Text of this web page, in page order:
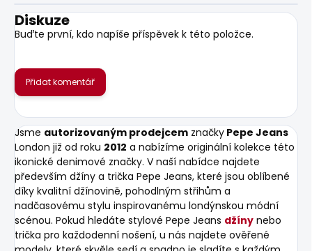
Diskuze
Buďte první, kdo napíše příspěvek k této položce.
Přidat komentář
Jsme autorizovaným prodejcem značky Pepe Jeans
London již od roku 2012 a nabízíme originální kolekce této
ikonické denimové značky. V naší nabídce najdete
především džíny a trička Pepe Jeans, které jsou oblíbené
díky kvalitní džínovině, pohodlným střihům a
nadčasovému stylu inspirovanému londýnskou módní
scénou. Pokud hledáte stylové Pepe Jeans džíny nebo
trička pro každodenní nošení, u nás najdete ověřené